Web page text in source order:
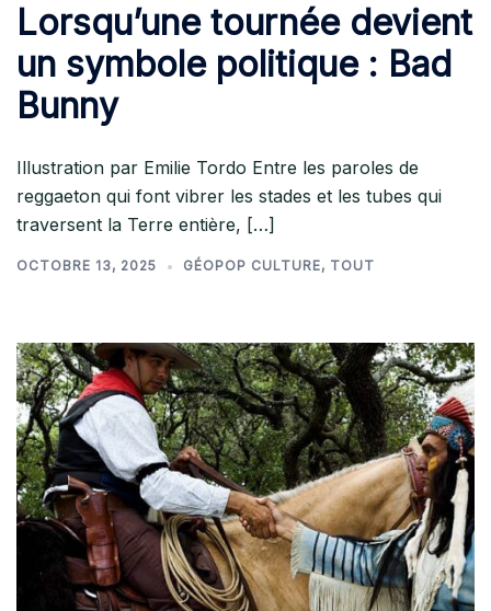
Lorsqu’une tournée devient
un symbole politique : Bad
Bunny
Illustration par Emilie Tordo Entre les paroles de
reggaeton qui font vibrer les stades et les tubes qui
traversent la Terre entière, […]
OCTOBRE 13, 2025 GÉOPOP CULTURE, TOUT